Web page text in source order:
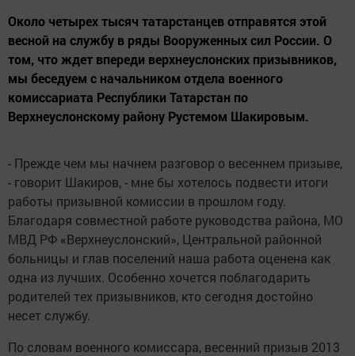
Около четырех тысяч татарстанцев отправятся этой
весной на службу в ряды Вооруженных сил России. О
том, что ждет впереди верхнеуслонских призывников,
мы беседуем с начальником отдела военного
комиссариата Республики Татарстан по
Верхнеуслонскому району Рустемом Шакировым.
- Прежде чем мы начнем разговор о весеннем призыве,
- говорит Шакиров, - мне бы хотелось подвести итоги
работы призывной комиссии в прошлом году.
Благодаря совместной работе руководства района, МО
МВД РФ «Верхнеуслонский», Центральной районной
больницы и глав поселений наша работа оценена как
одна из лучших. Особенно хочется поблагодарить
родителей тех призывников, кто сегодня достойно
несет службу.
По словам военного комиссара, весенний призыв 2013